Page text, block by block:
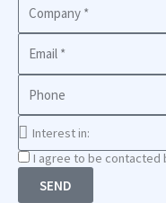
Business
Email
Phone
Interest
in
Consnet
I agree to be contacted
SEND